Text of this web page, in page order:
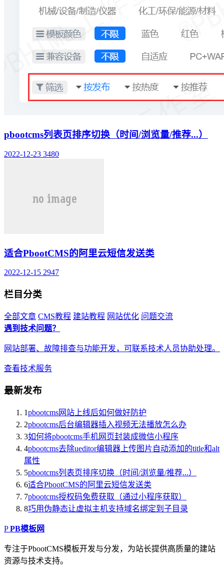
pbootcms列表页排序切换（时间/浏览量/推荐...）
2022-12-23 3480
适合PbootCMS的阿里云短信发送类
2022-12-15 2947
栏目分类
全部文章 CMS教程 建站教程 网站优化 问题交流
遇到技术问题？
网站部署、故障排查与功能开发，可联系技术人员协助处理。
查看技术服务
最新发布
1pbootcms网站上线后如何做好防护
2pbootcms后台编辑器插入视频无法播放怎么办
3如何将pbootcms手机网页封装成微信小程序
4pbootcms去除ueditor编辑器上传图片自动添加的title和alt
属性
5pbootcms列表页排序切换（时间/浏览量/推荐...）
6适合PbootCMS的阿里云短信发送类
7pbootcms授权码免费获取（通过小程序获取）
8巧用伪静态让虚拟主机支持域名绑定到子目录
P PB模板网
专注于PbootCMS模板开发与分发，为站长提供高质量的建站
资源与技术支持。